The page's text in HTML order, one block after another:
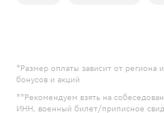
*Размер оплаты зависит от региона
бонусов и акций
**Рекомендуем взять на
ИНН, военный билет/приписное